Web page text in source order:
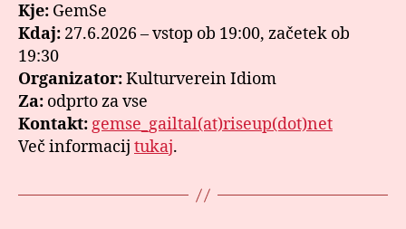
Kje: GemSe
Kdaj: 27.6.2026 – vstop ob 19:00, začetek ob
19:30
Organizator:Kulturverein Idiom
Za: odprto za vse
Kontakt:gemse_gailtal(at)riseup(dot)net
Več informacij tukaj.